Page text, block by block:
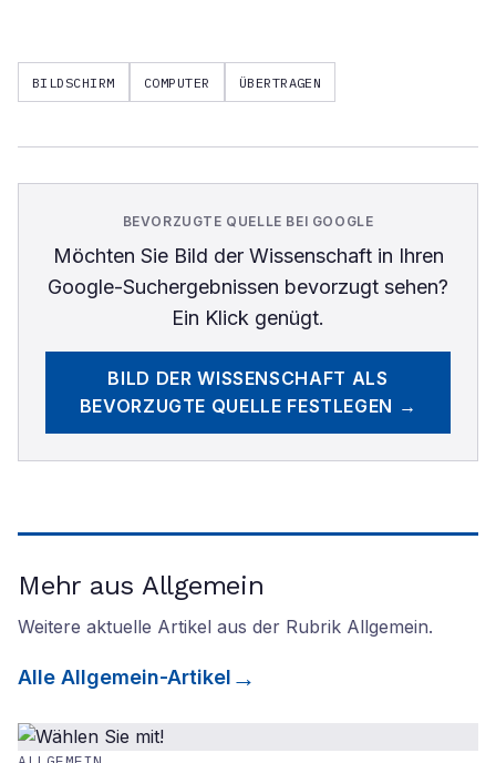
BILDSCHIRM COMPUTER ÜBERTRAGEN
BEVORZUGTE QUELLE BEI GOOGLE
Möchten Sie Bild der Wissenschaftin Ihren
Google-Suchergebnissen bevorzugt sehen?
Ein Klick genügt.
BILD DER WISSENSCHAFT ALS
BEVORZUGTE QUELLE FESTLEGEN →
Mehr aus Allgemein
Weitere aktuelle Artikel aus der Rubrik Allgemein.
Alle Allgemein-Artikel